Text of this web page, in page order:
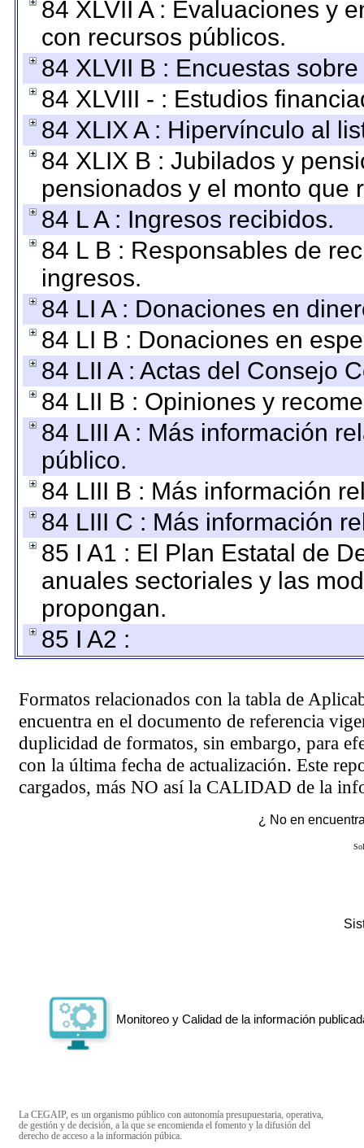
84 XLVII A : Evaluaciones y
con recursos públicos.
84 XLVII B : Encuestas
84 XLVIII - : Estudios
84 XLIX A : Hipervínculo al
84 XLIX B : Jubilados y
pensionados y el monto que
84 L A : Ingresos recibidos.
84 L B : Responsables de
ingresos.
84 LI A : Donaciones en
84 LI B : Donaciones en
84 LII A : Actas del Consejo
84 LII B : Opiniones y
84 LIII A : Más información
público.
84 LIII B : Más información
84 LIII C : Más información
85 I A1 : El Plan Estatal de
anuales sectoriales y las
propongan.
85 I A2 :
Formatos relacionados con la tabla de
encuentra en el documento de referencia
duplicidad de formatos, sin embargo, para
con la última fecha de actualización. Este
cargados, más NO así la CALIDAD de la
¿ No en
Monitoreo y Calidad de la información
La CEGAIP, es un organismo público con autonomía presupuestaria, operativa,
de gestión y de decisión, a la que se encomienda el fomento y la difusión del
derecho de acceso a la información púbica.